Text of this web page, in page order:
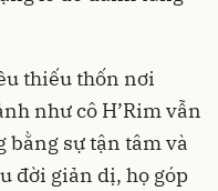
thiếu thốn nơi
như cô H’Rim vẫn
bằng sự tận tâm và
đời giản dị, họ góp